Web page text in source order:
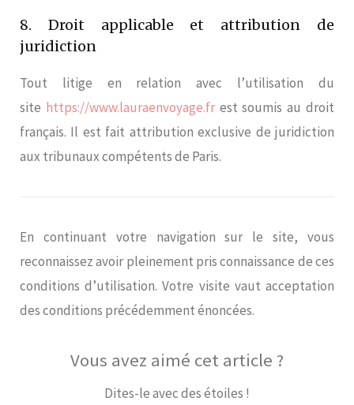
8. Droit applicable et attribution de
juridiction
Tout litige en relation avec l’utilisation du
site https://www.lauraenvoyage.frest soumis au droit
français. Il est fait attribution exclusive de juridiction
aux tribunaux compétents de Paris.
En continuant votre navigation sur le site, vous
reconnaissez avoir pleinement pris connaissance de ces
conditions d’utilisation. Votre visite vaut acceptation
des conditions précédemment énoncées.
Vous avez aimé cet article ?
Dites-le avec des étoiles !